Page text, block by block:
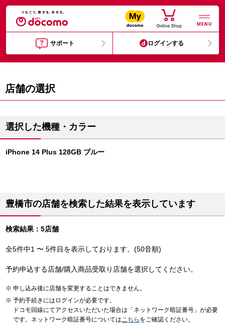
MENU
サポート ログインする
店舗の選択
選択した機種・カラー
iPhone 14 Plus 128GB ブルー
豊橋市の店舗を検索した結果を表示しています
検索結果：5店舗
全5件中1 〜 5件目を表示しております。(50音順)
予約申込する店舗/購入商品受取り店舗を選択してください。
申し込み後に店舗を変更することはできません。
予約手続きにはログインが必要です。
ドコモ回線にてアクセスいただいた場合は「ネットワーク暗証番号」が必要
です。ネットワーク暗証番号についてはこちら をご確認ください。